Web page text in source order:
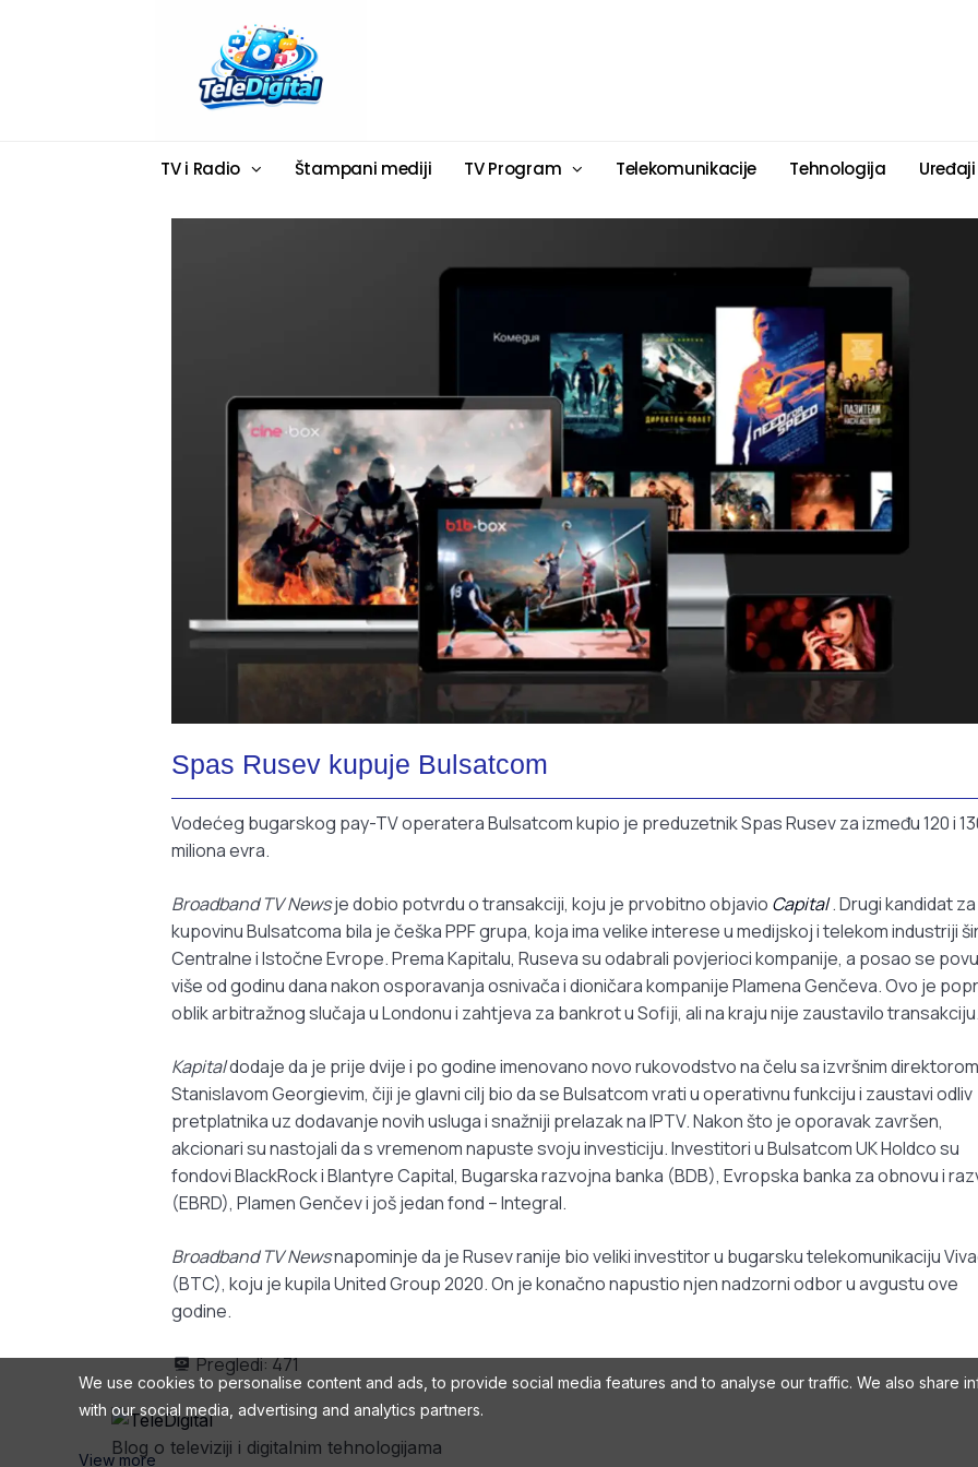
TV i Radio Štampani mediji TV Program Telekomunikacije Tehnologija Uređaji
Spas Rusev kupuje Bulsatcom
Vodećeg bugarskog pay-TV operatera Bulsatcom kupio je preduzetnik Spas Rusev za između 120 i
miliona evra.
Broadband TV Newsje dobio potvrdu o transakciji, koju je prvobitno objavio Capital. Drugi kandidat za
kupovinu Bulsatcoma bila je češka PPF grupa, koja ima velike interese u medijskoj i telekom industriji
Centralne i Istočne Evrope. Prema Kapitalu, Ruseva su odabrali povjerioci kompanije, a posao se
više od godinu dana nakon osporavanja osnivača i dioničara kompanije Plamena Genčeva. Ovo je
oblik arbitražnog slučaja u Londonu i zahtjeva za bankrot u Sofiji, ali na kraju nije zaustavilo transakciju.
Kapitaldodaje da je prije dvije i po godine imenovano novo rukovodstvo na čelu sa izvršnim direktorom
Stanislavom Georgievim, čiji je glavni cilj bio da se Bulsatcom vrati u operativnu funkciju i zaustavi odliv
pretplatnika uz dodavanje novih usluga i snažniji prelazak na IPTV. Nakon što je oporavak završen,
akcionari su nastojali da s vremenom napuste svoju investiciju. Investitori u Bulsatcom UK Holdco su
fondovi BlackRock i Blantyre Capital, Bugarska razvojna banka (BDB), Evropska banka za obnovu i
(EBRD), Plamen Genčev i još jedan fond – Integral.
Broadband TV Newsnapominje da je Rusev ranije bio veliki investitor u bugarsku telekomunikaciju
(BTC), koju je kupila United Group 2020. On je konačno napustio njen nadzorni odbor u avgustu ove
godine.
Pregledi:471
Blog o televiziji i digitalnim tehnologijama
We use cookies to personalise content and ads, to provide social media features and to analyse our traffic. We also share
with our social media, advertising and analytics partners.
View more